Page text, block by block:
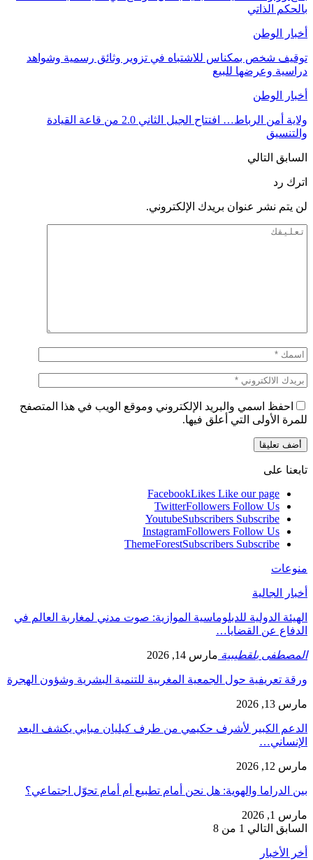
بالحكم الذاتي
أخبار الوطن
توقيف شخص بمكناس للاشتباه في تزوير وثائق رسمية وشواهد
دراسية وعرضها للبيع
أخبار الوطن
ولاية أمن الرباط… افتتاح الجيل الثاني 2.0 من قاعة القيادة
والتنسيق
السابق التالي
اترك رد
لن يتم نشر عنوان بريدك الإلكتروني.
احفظ اسمي والبريد الإلكتروني وموقع الويب في هذا المتصفح
للمرة الأولى التي أعلق فيها.
تابعنا على
FacebookLikes Like our page
TwitterFollowers Follow Us
YoutubeSubscribers Subscribe
InstagramFollowers Follow Us
ThemeForestSubscribers Subscribe
منوعات
أخبار الجالية
الهيئة الدولية للدبلوماسية الموازية: صوت مدني لمغاربة العالم في
الدفاع عن القضايا…
المصطفى بلقطيبية مارس 14, 2026
ورقة تعريفية حول الجمعية المغربية للتنمية البشرية وشؤون الهجرة
مارس 13, 2026
الدعم الكبير لأشرف حكيمي من طرف كيليان مبابي يكشف البعد
الإنساني…
مارس 12, 2026
بين الدراما والهوية: هل نحن أمام تطبيع أم أمام تحوّل اجتماعي؟
مارس 1, 2026
السابق التالي 1 من 8
أخر الأخبار